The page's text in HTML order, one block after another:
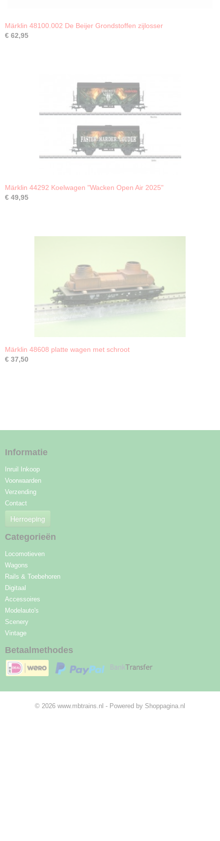
Märklin 48100.002 De Beijer Grondstoffen zijlosser
€ 62,95
Märklin 44292 Koelwagen "Wacken Open Air 2025"
€ 49,95
Märklin 48608 platte wagen met schroot
€ 37,50
Informatie
Inruil Inkoop
Voorwaarden
Verzending
Contact
Herroeping
Categorieën
Locomotieven
Wagons
Rails & Toebehoren
Digitaal
Accessoires
Modelauto's
Scenery
Vintage
Betaalmethodes
© 2026 www.mbtrains.nl - Powered by Shoppagina.nl